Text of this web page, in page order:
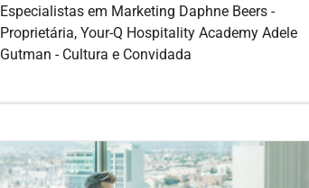
Especialistas em Marketing Daphne Beers -
Proprietária, Your-Q Hospitality Academy Adele
Gutman - Cultura e Convidada